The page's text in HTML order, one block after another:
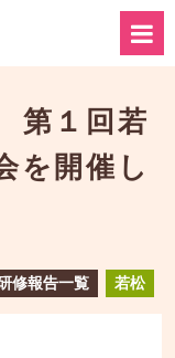
第１回若
を開催し
修報告一覧 若松